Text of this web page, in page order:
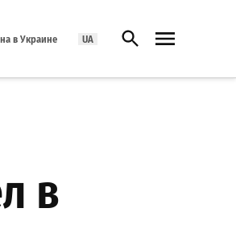
в Украине UA Открыть поиск
в